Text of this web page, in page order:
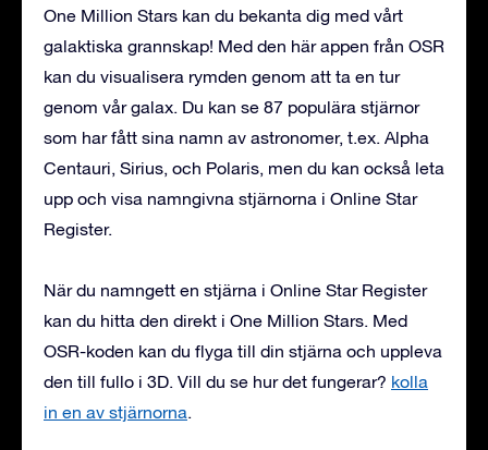
One Million Stars kan du bekanta dig med vårt
galaktiska grannskap! Med den här appen från OSR
kan du visualisera rymden genom att ta en tur
genom vår galax. Du kan se 87 populära stjärnor
som har fått sina namn av astronomer, t.ex. Alpha
Centauri, Sirius, och Polaris, men du kan också leta
upp och visa namngivna stjärnorna i Online Star
Register.
När du namngett en stjärna i Online Star Register
kan du hitta den direkt i One Million Stars. Med
OSR-koden kan du flyga till din stjärna och uppleva
den till fullo i 3D. Vill du se hur det fungerar? kolla
in en av stjärnorna.